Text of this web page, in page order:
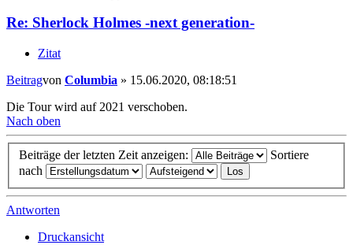
Re: Sherlock Holmes -next generation-
Zitat
Beitragvon Columbia » 15.06.2020, 08:18:51
Die Tour wird auf 2021 verschoben.
Nach oben
Beiträge der letzten Zeit anzeigen:
Sortiere
nach
Antworten
Druckansicht